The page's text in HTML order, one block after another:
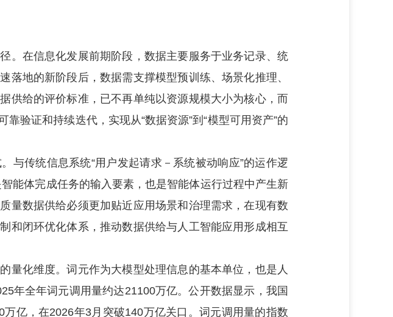
在信息化发展前期阶段，数据主要服务于业务记录、统
地的新阶段后，数据需支撑模型预训练、场景化推理、
供给的评价标准，已不再单纯以资源规模大小为核心，而
靠验证和持续迭代，实现从“数据资源”到“模型可用资产”的
与传统信息系统“用户发起请求－系统被动响应”的运作逻
能体完成任务的输入要素，也是智能体运行过程中产生新
量数据供给必须更加贴近应用场景和治理需求，在现有数
和闭环优化体系，推动数据供给与人工智能应用形成相互
化维度。词元作为大模型处理信息的基本单位，也是人
年全年词元调用量约达21100万亿。公开数据显示，我国
亿，在2026年3月突破140万亿关口。词元调用量的指数